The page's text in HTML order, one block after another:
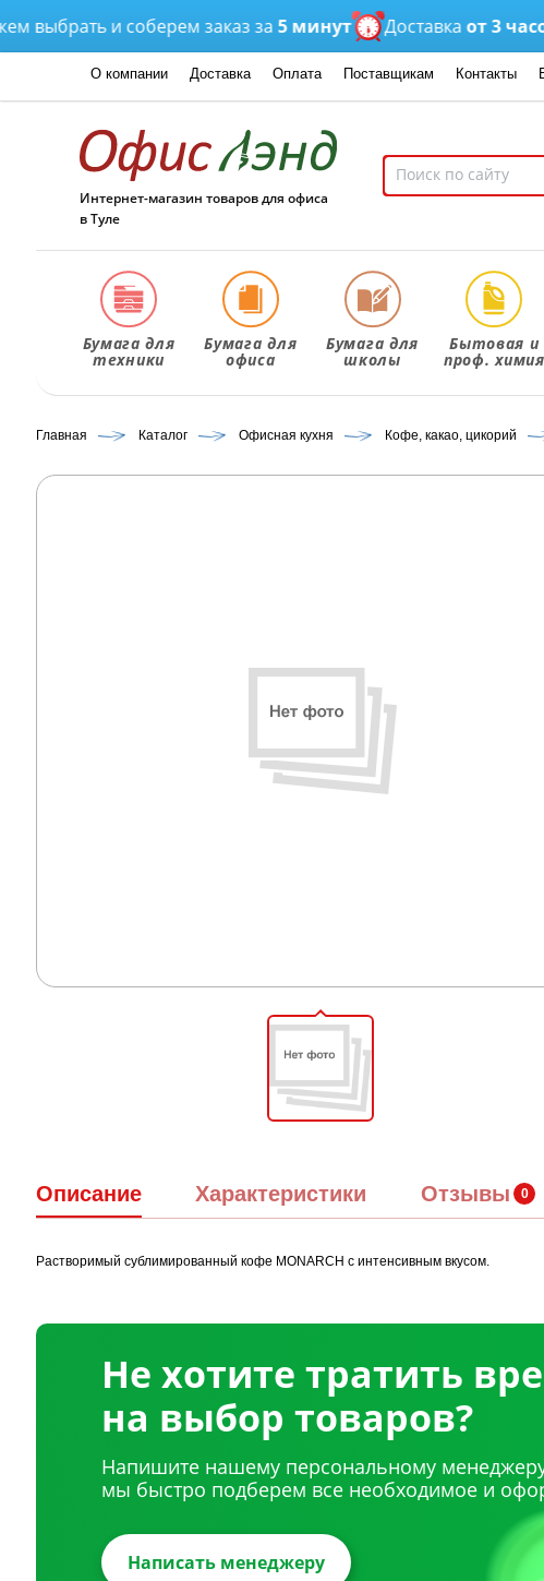
и соберем заказ за5 минут Доставкаот 3 часов
О компании Доставка Оплата Поставщикам Контакты
Интернет-магазин товаров для офиса
в Туле
Бумага для
техники
Бумага для
офиса
Бумага для
школы
Бытовая и
проф. химия
Главная Каталог Офисная кухня Кофе, какао, цикорий
Описание Характеристики Отзывы
Растворимый сублимированный кофе MONARCH с интенсивным вкусом.
Не хотите тратить
на выбор товаров?
Напишите нашему персональному
мы быстро подберем все необходимое и
Написать менеджеру